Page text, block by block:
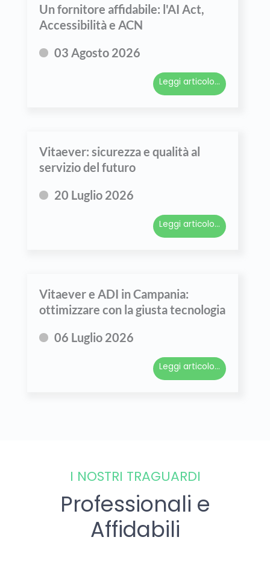
Un fornitore affidabile: l'AI Act,
Accessibilità e ACN
03 Agosto 2026
Leggi articolo...
Vitaever: sicurezza e qualità al
servizio del futuro
20 Luglio 2026
Leggi articolo...
Vitaever e ADI in Campania:
ottimizzare con la giusta tecnologia
06 Luglio 2026
Leggi articolo...
I NOSTRI TRAGUARDI
Professionali e
Affidabili